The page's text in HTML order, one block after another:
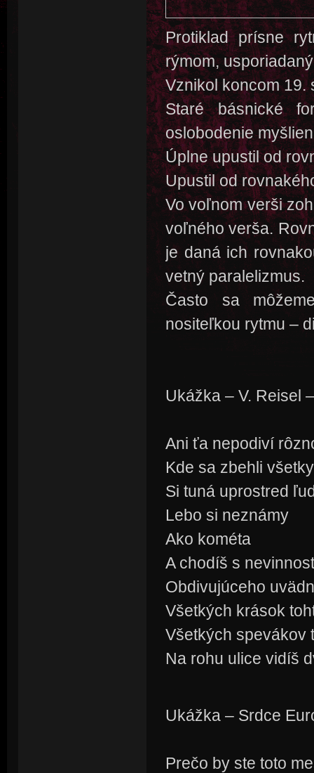
Protiklad prísne
rýmom,
Vznikol koncom 19.
Staré básnické
oslobodenie
Úplne upustil od
Upustil od
Vo voľnom verši
voľného verša.
je daná ich
vetný paralelizmus.
Často sa
nositeľkou rytmu –
Ukážka – V. Reisel
Ani ťa nepodiví
Kde sa zbehli
Si tuná uprostred
Lebo si neznámy
Ako kométa
A chodíš s
Obdivujúceho
Všetkých krások
Všetkých spevákov
Na rohu ulice vidíš
Ukážka – Srdce
Prečo by ste toto